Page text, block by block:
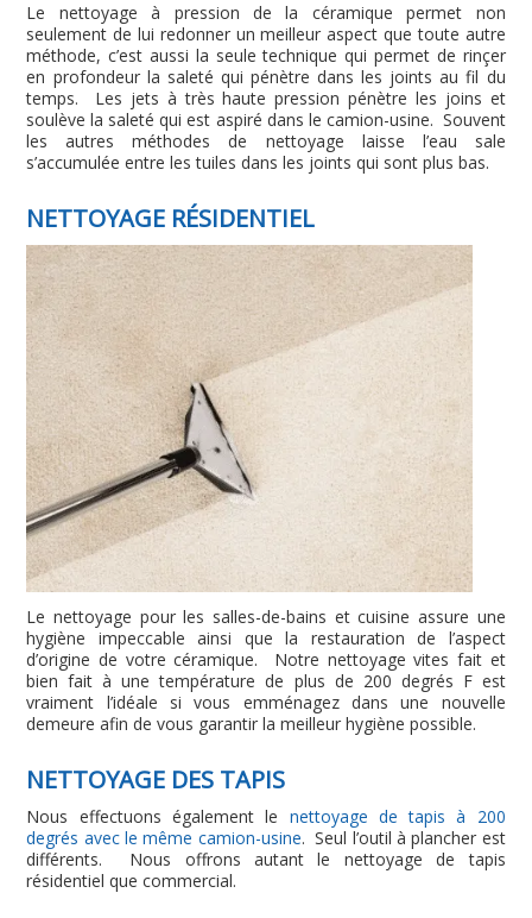
Le nettoyage à pression de la céramique permet non
seulement de lui redonner un meilleur aspect que toute autre
méthode, c’est aussi la seule technique qui permet de rinçer
en profondeur la saleté qui pénètre dans les joints au fil du
temps. Les jets à très haute pression pénètre les joins et
soulève la saleté qui est aspiré dans le camion-usine. Souvent
les autres méthodes de nettoyage laisse l’eau sale
s’accumulée entre les tuiles dans les joints qui sont plus bas.
NETTOYAGE RÉSIDENTIEL
Le nettoyage pour les salles-de-bains et cuisine assure une
hygiène impeccable ainsi que la restauration de l’aspect
d’origine de votre céramique. Notre nettoyage vites fait et
bien fait à une température de plus de 200 degrés F est
vraiment l’idéale si vous emménagez dans une nouvelle
demeure afin de vous garantir la meilleur hygiène possible.
NETTOYAGE DES TAPIS
Nous effectuons également le nettoyage de tapis à 200
degrés avec le même camion-usine. Seul l’outil à plancher est
différents. Nous offrons autant le nettoyage de tapis
résidentiel que commercial.